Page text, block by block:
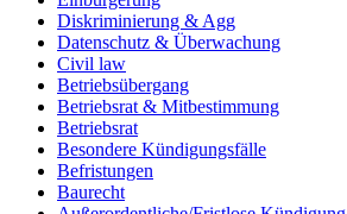
Diskriminierung & Agg
Datenschutz & Überwachung
Civil law
Betriebsübergang
Betriebsrat & Mitbestimmung
Betriebsrat
Besondere Kündigungsfälle
Befristungen
Baurecht